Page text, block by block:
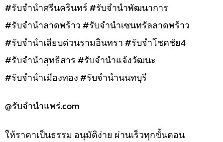
#รับจำนำศรีนครินทร์ #รับจำนำพัฒนาการ
#รับจำนำลาดพร้าว #รับจำนำเซนทรัลลาดพร้าว
#รับจำนำเลียบด่วนรามอินทรา #รับจำโชคชัย4
#รับจำนำสุทธิสาร #รับจำนำแจ้งวัฒนะ
#รับจำนำเมืองทอง #รับจำนำนนทบุรี
@รับจํานําแพร่.com
ให้ราคาเป็นธรรม อนุมัติง่าย ผ่านเร็วทุกขั้นตอน